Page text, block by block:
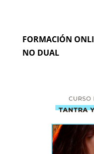
FORMACIÓN
NO DUAL